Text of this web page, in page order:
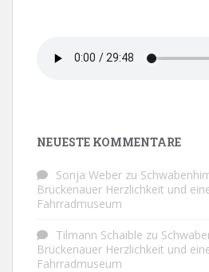
NEUESTE KOMMENTARE
Sonja Weber zu
Brückenauer Herzlichkeit und
Fahrradmuseum
Tilmann Schaible zu
Brückenauer Herzlichkeit und
Fahrradmuseum